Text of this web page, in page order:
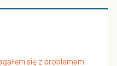
się z problemem